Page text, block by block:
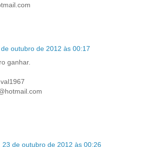
de outubro de 2012 às 00:17
ganhar.
23 de outubro de 2012 às 00:26